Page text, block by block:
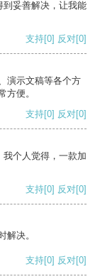
到妥善解决，让我能
支持[0] 反对[0]
演示文稿等各个方
方便。
支持[0] 反对[0]
个人觉得，一款加
支持[0] 反对[0]
解决。
支持[0] 反对[0]